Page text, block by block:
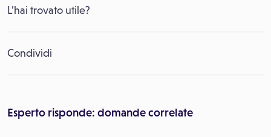
L’hai trovato utile?
Condividi
Esperto risponde: domande correlate